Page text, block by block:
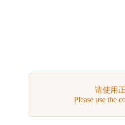
请使用
Please use the